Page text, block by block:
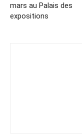
mars au Palais des
expositions